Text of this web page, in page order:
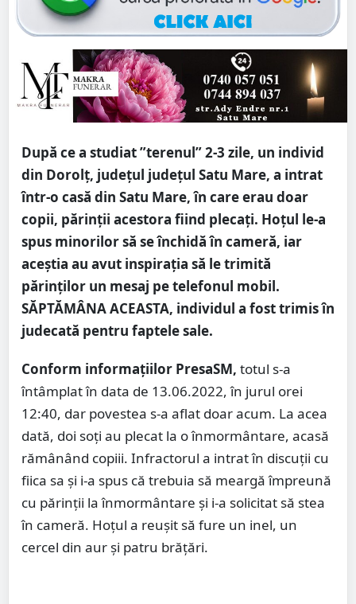
După ce a studiat ”terenul” 2-3 zile, un individ
din Dorolț, județul județul Satu Mare, a intrat
într-o casă din Satu Mare, în care erau doar
copii, părinții acestora fiind plecați. Hoțul le-a
spus minorilor să se închidă în cameră, iar
aceștia au avut inspirația să le trimită
părinților un mesaj pe telefonul mobil.
SĂPTĂMÂNA ACEASTA, individul a fost trimis în
judecată pentru faptele sale.
Conform informațiilor PresaSM, totul s-a
întâmplat în data de 13.06.2022, în jurul orei
12:40, dar povestea s-a aflat doar acum. La acea
dată, doi soți au plecat la o înmormântare, acasă
rămânând copiii. Infractorul a intrat în discuții cu
fiica sa și i-a spus că trebuia să meargă împreună
cu părinții la înmormântare şi i-a solicitat să stea
în cameră. Hoțul a reușit să fure un inel, un
cercel din aur și patru brățări.